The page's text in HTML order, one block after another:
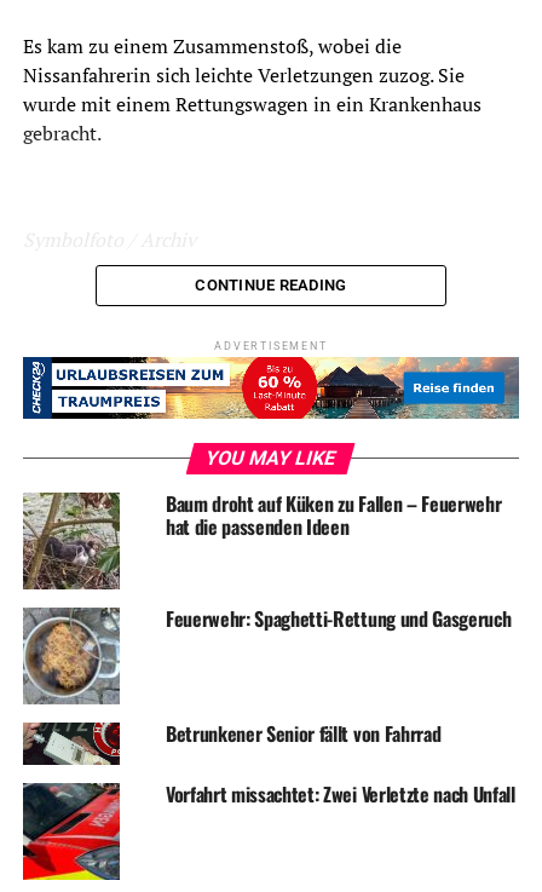
Es kam zu einem Zusammenstoß, wobei die
Nissanfahrerin sich leichte Verletzungen zuzog. Sie
wurde mit einem Rettungswagen in ein Krankenhaus
gebracht.
Symbolfoto / Archiv
ADVERTISEMENT
RELATED TOPICS: BLAULICHT NEWS UNFALL
Sturm sorgt für vier Feuerwehreinsätze
DON'T MISS
Moped angefahren und abgehauen
CONTINUE READING
ADVERTISEMENT
YOU MAY LIKE
Baum droht auf Küken zu Fallen – Feuerwehr
hat die passenden Ideen
Feuerwehr: Spaghetti-Rettung und Gasgeruch
Betrunkener Senior fällt von Fahrrad
Vorfahrt missachtet: Zwei Verletzte nach Unfall